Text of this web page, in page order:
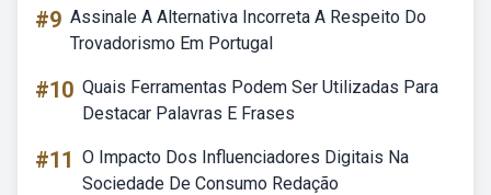
#9 Assinale A Alternativa Incorreta A Respeito Do
Trovadorismo Em Portugal
#10 Quais Ferramentas Podem Ser Utilizadas Para
Destacar Palavras E Frases
#11 O Impacto Dos Influenciadores Digitais Na
Sociedade De Consumo Redação